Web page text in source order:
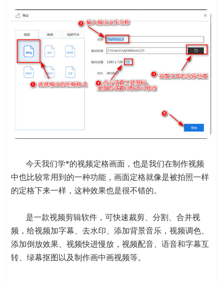
今天我们学*的视频定格画面，也是我们在制作视频
中也比较常用到的一种功能，画面定格就像是被拍照一样
的定格下来一样，这种效果也是很不错的。
是一款视频剪辑软件，可快速裁剪、分割、合并视
频，给视频加字幕、去水印、添加背景音乐，视频调色、
添加倒放效果、视频快进慢放，视频配音、语音和字幕互
转、绿幕抠图以及制作画中画视频等。